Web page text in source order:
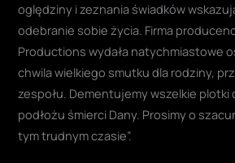
oględziny i zeznania świadków
odebranie sobie życia. Firma
Productions wydała natychmiastowe
chwila wielkiego smutku dla rodziny,
zespołu. Dementujemy wszelkie
podłożu śmierci Dany. Prosimy o
tym trudnym czasie”.